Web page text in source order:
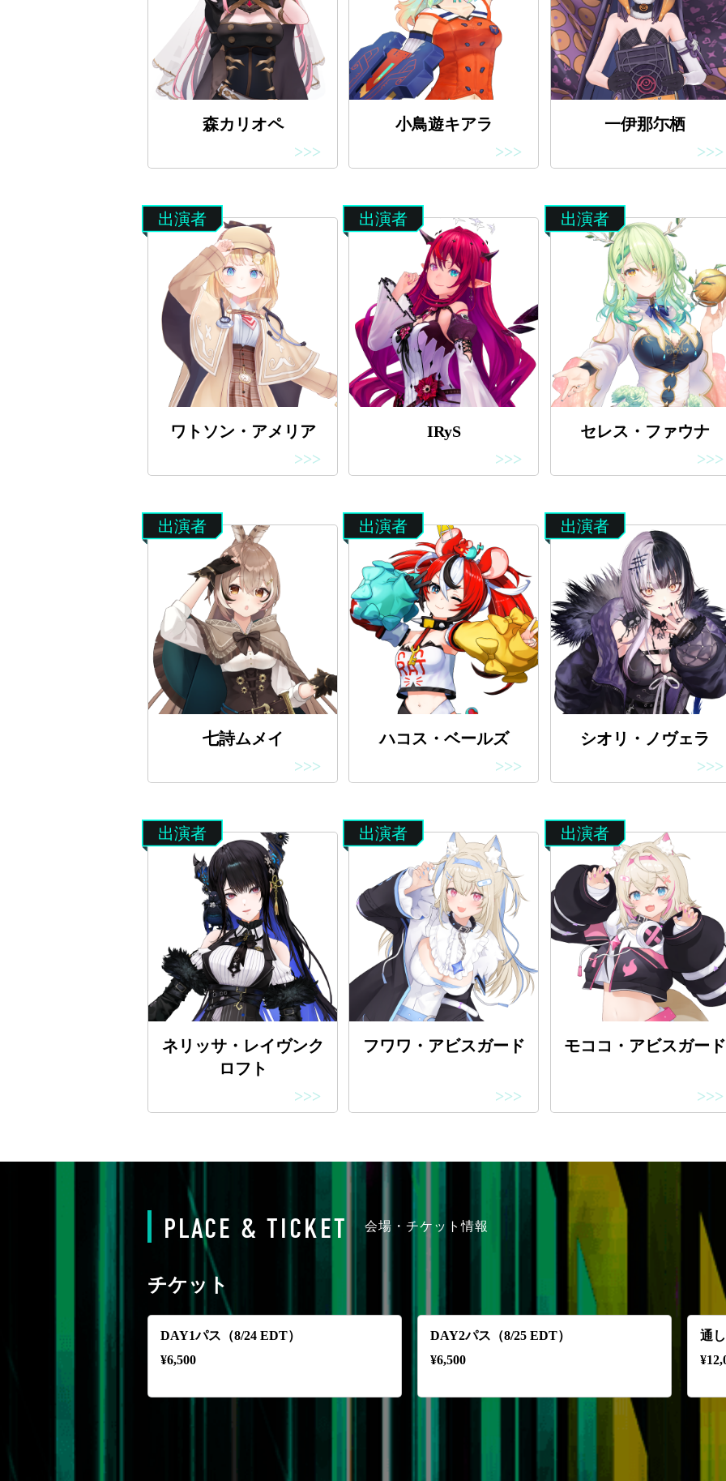
森カリオペ
>>>
小鳥遊キアラ
>>>
一伊那尓栖
>>>
出演者
ワトソン・アメリア
>>>
出演者
IRyS
>>>
出演者
セレス・ファウナ
>>>
出演者
七詩ムメイ
>>>
出演者
ハコス・ベールズ
>>>
出演者
シオリ・ノヴェラ
>>>
出演者
ネリッサ・レイヴンク
ロフト
>>>
出演者
フワワ・アビスガード
>>>
出演者
モココ・アビスガード
>>>
PLACE & TICKET 会場・チケット情報
チケット
DAY1パス（8/24 EDT）
¥6,500
DAY2パス（8/25 EDT）
¥6,500
通
¥